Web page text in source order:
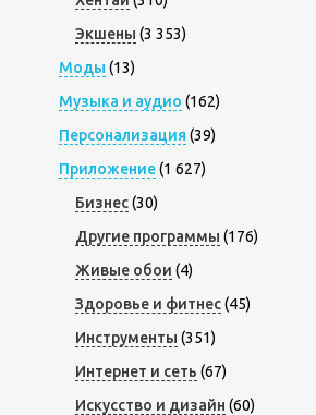
Экшены (3 353)
Моды (13)
Музыка и аудио (162)
Персонализация (39)
Приложение(1 627)
Бизнес(30)
Другие программы (176)
Живые обои (4)
Здоровье и фитнес(45)
Инструменты (351)
Интернет и сеть (67)
Искусство и дизайн (60)